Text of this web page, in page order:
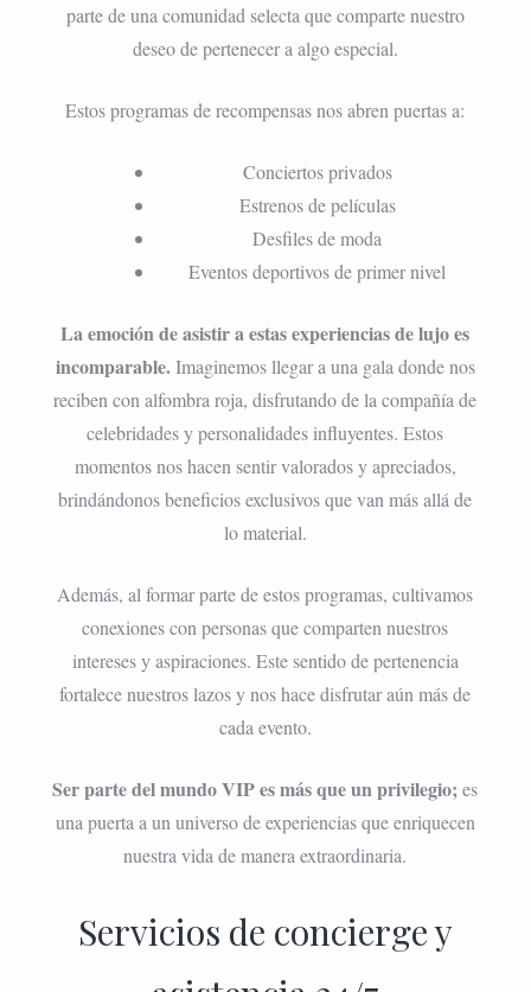
parte de una comunidad selecta que comparte nuestro
deseo de pertenecer a algo especial.
Estos programas de recompensas nos abren puertas a:
Conciertos privados
Estrenos de películas
Desfiles de moda
Eventos deportivos de primer nivel
La emoción de asistir a estas experiencias de lujo es
incomparable.Imaginemos llegar a una gala donde nos
reciben con alfombra roja, disfrutando de la compañía de
celebridades y personalidades influyentes. Estos
momentos nos hacen sentir valorados y apreciados,
brindándonos beneficios exclusivos que van más allá de
lo material.
Además, al formar parte de estos programas, cultivamos
conexiones con personas que comparten nuestros
intereses y aspiraciones. Este sentido de pertenencia
fortalece nuestros lazos y nos hace disfrutar aún más de
cada evento.
Ser parte del mundo VIP es más que un privilegio;es
una puerta a un universo de experiencias que enriquecen
nuestra vida de manera extraordinaria.
Servicios de concierge y